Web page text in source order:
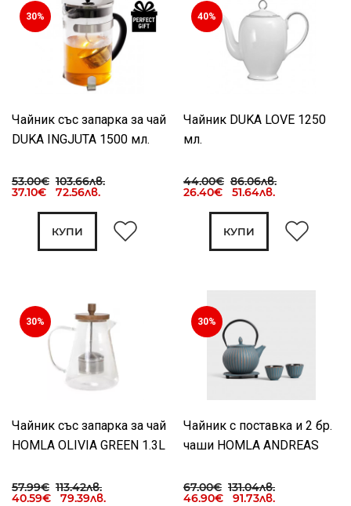
30%
Чайник със запарка за чай
DUKA INGJUTA 1500 мл.
53.00€ 103.66лв.
37.10€ 72.56лв.
КУПИ
40%
Чайник DUKA LOVE 1250
мл.
44.00€ 86.06лв.
26.40€ 51.64лв.
КУПИ
30%
Чайник със запарка за чай
HOMLA OLIVIA GREEN 1.3L
57.99€ 113.42лв.
40.59€ 79.39лв.
30%
Чайник с поставка и 2 бр.
чаши HOMLA ANDREAS
67.00€ 131.04лв.
46.90€ 91.73лв.